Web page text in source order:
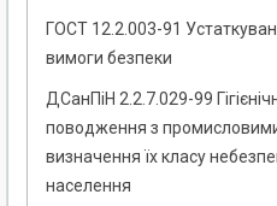
ГОСТ 12.2.003-91
вимоги безпеки
ДСанПіН 2.2.7.029-99
поводження з
визначення їх класу
населення